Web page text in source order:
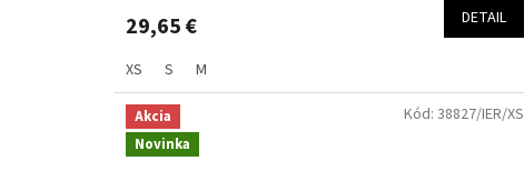
29,65 € DETAIL
XS S M
Akcia
Novinka
Kód:38827/IER/XS